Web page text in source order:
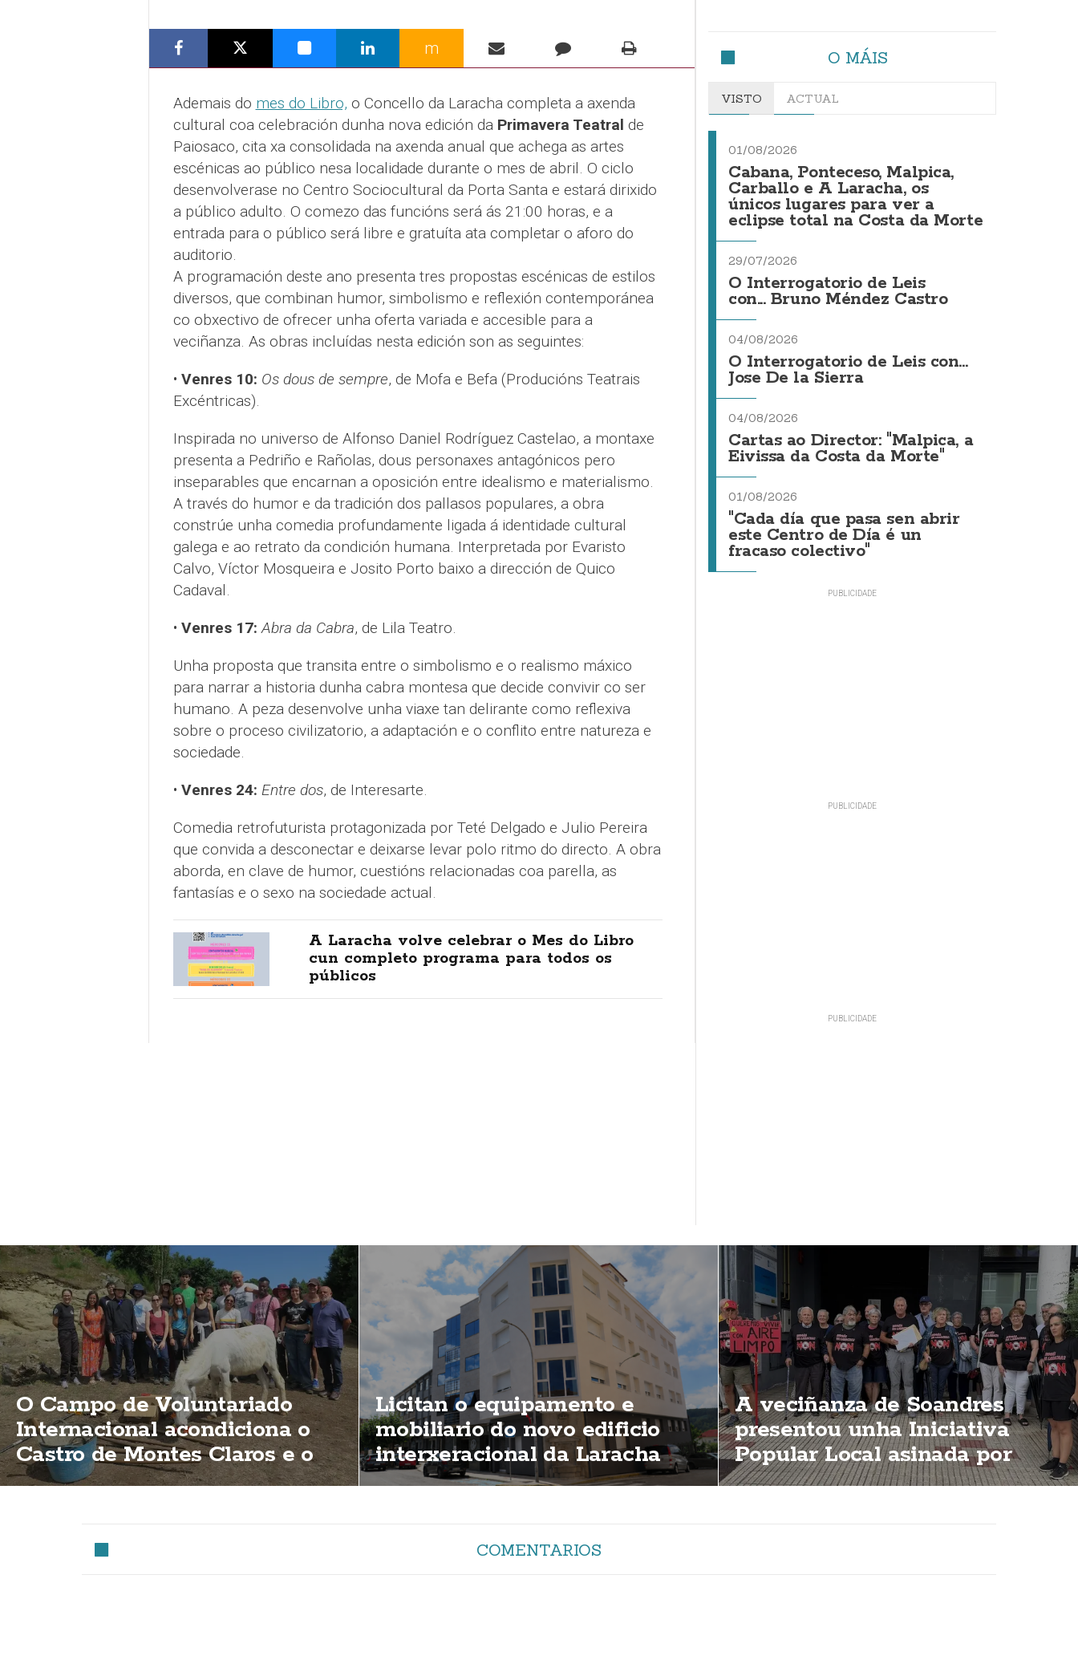
m
Ademais do mes do Libro, o Concello da Laracha completa a axenda
cultural coa celebración dunha nova edición da Primavera Teatral de
Paiosaco, cita xa consolidada na axenda anual que achega as artes
escénicas ao público nesa localidade durante o mes de abril. O ciclo
desenvolverase no Centro Sociocultural da Porta Santa e estará dirixido
a público adulto. O comezo das funcións será ás 21:00 horas, e a
entrada para o público será libre e gratuíta ata completar o aforo do
auditorio.
A programación deste ano presenta tres propostas escénicas de estilos
diversos, que combinan humor, simbolismo e reflexión contemporánea
co obxectivo de ofrecer unha oferta variada e accesible para a
veciñanza. As obras incluídas nesta edición son as seguintes:
• Venres 10: Os dous de sempre, de Mofa e Befa (Producións Teatrais
Excéntricas).
Inspirada no universo de Alfonso Daniel Rodríguez Castelao, a montaxe
presenta a Pedriño e Rañolas, dous personaxes antagónicos pero
inseparables que encarnan a oposición entre idealismo e materialismo.
A través do humor e da tradición dos pallasos populares, a obra
constrúe unha comedia profundamente ligada á identidade cultural
galega e ao retrato da condición humana. Interpretada por Evaristo
Calvo, Víctor Mosqueira e Josito Porto baixo a dirección de Quico
Cadaval.
• Venres 17:Abra da Cabra, de Lila Teatro.
Unha proposta que transita entre o simbolismo e o realismo máxico
para narrar a historia dunha cabra montesa que decide convivir co ser
humano. A peza desenvolve unha viaxe tan delirante como reflexiva
sobre o proceso civilizatorio, a adaptación e o conflito entre natureza e
sociedade.
• Venres 24: Entre dos, de Interesarte.
Comedia retrofuturista protagonizada por Teté Delgado e Julio Pereira
que convida a desconectar e deixarse levar polo ritmo do directo. A obra
aborda, en clave de humor, cuestións relacionadas coa parella, as
fantasías e o sexo na sociedade actual.
A Laracha volve celebrar o Mes do Libro
cun completo programa para todos os
públicos
O MÁIS
VISTO ACTUAL
01/08/2026
Cabana, Ponteceso, Malpica,
Carballo e A Laracha, os
únicos lugares para ver a
eclipse total na Costa da Morte
29/07/2026
O Interrogatorio de Leis
con... Bruno Méndez Castro
04/08/2026
O Interrogatorio de Leis con...
Jose De la Sierra
04/08/2026
Cartas ao Director: "Malpica, a
Eivissa da Costa da Morte"
01/08/2026
"Cada día que pasa sen abrir
este Centro de Día é un
fracaso colectivo"
O Campo de Voluntariado
Internacional acondiciona o
Castro de Montes Claros e o
Menhir de Erboedo
Licitan o equipamento e
mobiliario do novo edificio
interxeracional da Laracha
A veciñanza de Soandres
presentou unha Iniciativa
Popular Local asinada por
2.000 persoas para que o
COMENTARIOS